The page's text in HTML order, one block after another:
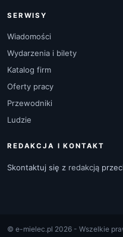
SERWISY
Wiadomości
Wydarzenia i bilety
Katalog firm
Oferty pracy
Przewodniki
Ludzie
REDAKCJA I KONTAKT
Skontaktuj się z redakcją
© e-mielec.pl 2026 - Wszelkie